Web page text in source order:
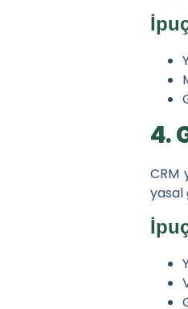
4.
CRM
yasal